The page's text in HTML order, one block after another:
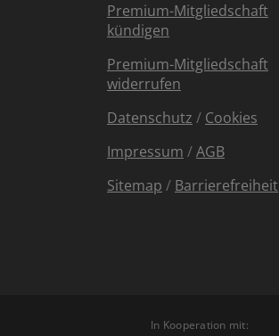
Premium-Mitgliedschaft
kündigen
Premium-Mitgliedschaft
widerrufen
Datenschutz / Cookies
Impressum /AGB
Sitemap / Barrierefreiheit
In Kooperation mit: